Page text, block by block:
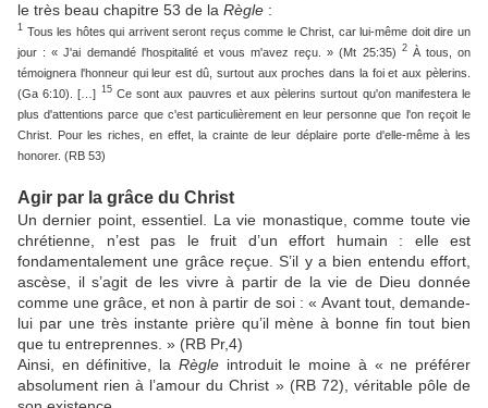
le très beau chapitre 53 de la Règle :
1 Tous les hôtes qui arrivent seront reçus comme le Christ, car lui-même doit dire un
jour : « J'ai demandé l'hospitalité et vous m'avez reçu. » (Mt 25:35) 2À tous, on
témoignera l'honneur qui leur est dû, surtout aux proches dans la foi et aux pèlerins.
(Ga 6:10). […] 15Ce sont aux pauvres et aux pèlerins surtout qu'on manifestera le
plus d'attentions parce que c'est particulièrement en leur personne que l'on reçoit le
Christ. Pour les riches, en effet, la crainte de leur déplaire porte d'elle-même à les
honorer. (RB 53)
Agir par la grâce du Christ
Un dernier point, essentiel. La vie monastique, comme toute vie
chrétienne, n’est pas le fruit d’un effort humain : elle est
fondamentalement une grâce reçue. S’il y a bien entendu effort,
ascèse, il s’agit de les vivre à partir de la vie de Dieu donnée
comme une grâce, et non à partir de soi : « Avant tout, demande-
lui par une très instante prière qu’il mène à bonne fin tout bien
que tu entreprennes. » (RB Pr,4)
Ainsi, en définitive, la Règleintroduit le moine à « ne préférer
absolument rien à l’amour du Christ » (RB 72), véritable pôle de